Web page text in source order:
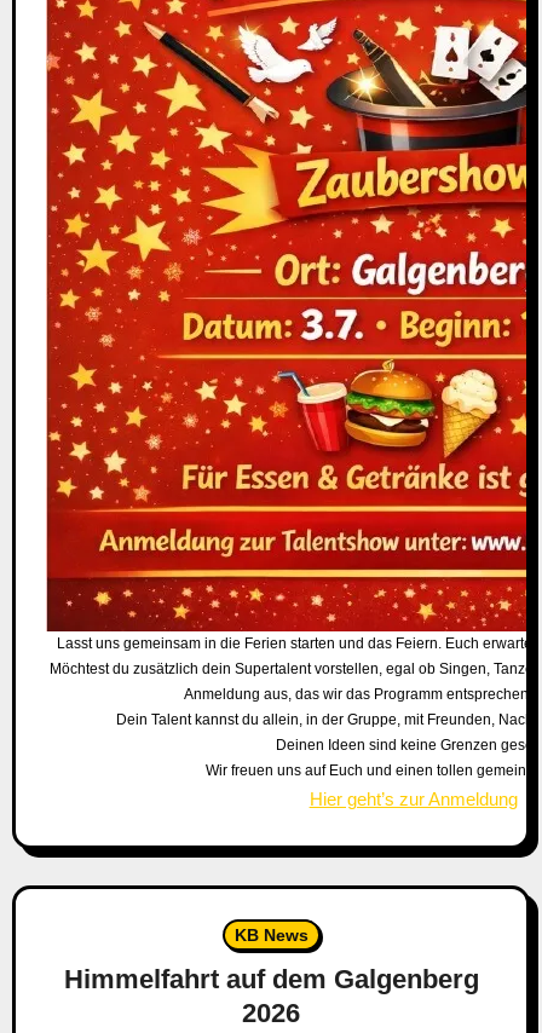
Lasst uns gemeinsam in die Ferien starten und das Feiern. Euch
Möchtest du zusätzlich dein Supertalent vorstellen, egal ob Singen,
Anmeldung aus, das wir das Programm
Dein Talent kannst du allein, in der Gruppe, mit Freunden,
Deinen Ideen sind keine Grenzen
Wir freuen uns auf Euch und einen tollen
Hier geht’s zur Anmeldung
KB News
Himmelfahrt auf dem Galgenberg
2026